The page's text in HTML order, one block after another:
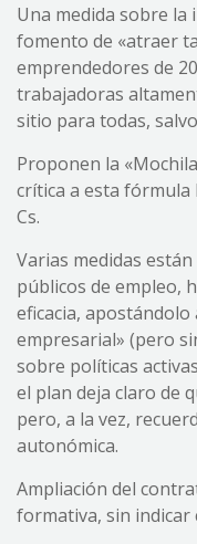
Una medida sobre la
fomento de «atraer
emprendedores de
trabajadoras
sitio para todas,
Proponen la
crítica a esta
Cs.
Varias medidas
públicos de empleo,
eficacia,
empresarial» (pero
sobre políticas
el plan deja claro de
pero, a la vez,
autonómica.
Ampliación del
formativa, sin indicar